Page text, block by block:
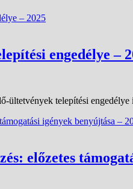
engedélye –
ültetvények telepítési
előzetes